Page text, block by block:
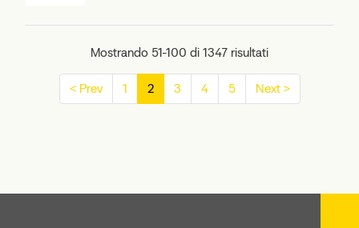
Mostrando 51-100 di 1347 risultati
< Prev 1 2 3 4 5 Next >